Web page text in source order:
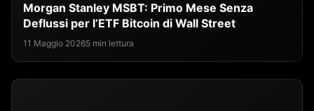
Morgan Stanley MSBT: Primo Mese Senza
Deflussi per l’ETF Bitcoin di Wall Street
11 Maggio 20265 min lettura